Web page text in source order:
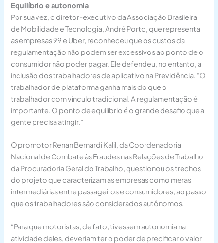
Equilíbrio e autonomia
Por sua vez, o diretor-executivo da Associação Brasileira
de Mobilidade e Tecnologia, André Porto, que representa
as empresas 99 e Uber, reconheceu que os custos da
regulamentação não podem ser excessivos ao ponto de o
consumidor não poder pagar. Ele defendeu, no entanto, a
inclusão dos trabalhadores de aplicativo na Previdência. “O
trabalhador de plataforma ganha mais do que o
trabalhador com vínculo tradicional. A regulamentação é
importante. O ponto de equilíbrio é o grande desafio que a
gente precisa atingir.”
O promotor Renan Bernardi Kalil, da Coordenadoria
Nacional de Combate às Fraudes nas Relações de Trabalho
da Procuradoria Geral do Trabalho, questionou os trechos
do projeto que caracterizam as empresas como meras
intermediárias entre passageiros e consumidores, ao passo
que os trabalhadores são considerados autônomos.
“Para que motoristas, de fato, tivessem autonomia na
atividade deles, deveriam ter o poder de precificar o valor